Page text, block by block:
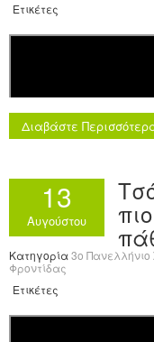
Ετικέτες
Διαβάστε
13
Αυγούστου
Κατηγορία3o Πανελλήνιο
Φροντίδας
Ετικέτες